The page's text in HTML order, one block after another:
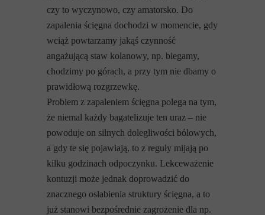
czy to wyczynowo, czy amatorsko. Do
zapalenia ścięgna dochodzi w momencie, gdy
wciąż powtarzamy jakąś czynność
angażującą staw kolanowy, np. biegamy,
chodzimy po górach, a przy tym nie dbamy o
prawidłową rozgrzewkę.
Problem z zapaleniem ścięgna polega na tym,
że niemal każdy bagatelizuje ten uraz – nie
powoduje on silnych dolegliwości bólowych,
a gdy te się pojawiają, to z reguły mijają po
kilku godzinach odpoczynku. Lekceważenie
kontuzji może jednak doprowadzić do
znacznego osłabienia struktury ścięgna, a to
już stanowi bezpośrednie zagrożenie dla np.